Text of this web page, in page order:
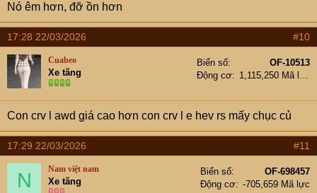
Nó êm hơn, đỡ ồn hơn
17:28 22/03/2026 #10
Cuabeo
Xe tăng
Biển số
OF-10513
Động cơ
1,115,250 Mã lực
Con crv l awd giá cao hơn con crv l e hev rs mấy chục củ
17:29 22/03/2026 #11
N Nam việt nam
Xe tăng
Biển số
OF-698457
Động cơ
-705,659 Mã lực